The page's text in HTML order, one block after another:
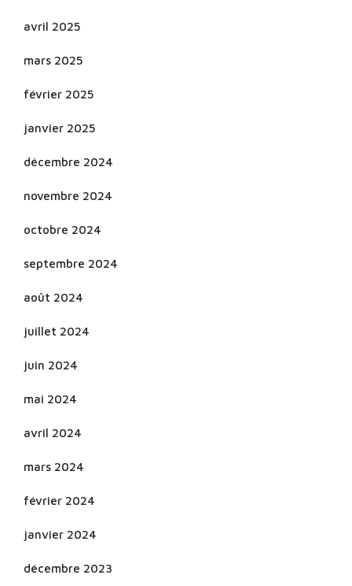
avril 2025
mars 2025
février 2025
janvier 2025
décembre 2024
novembre 2024
octobre 2024
septembre 2024
août 2024
juillet 2024
juin 2024
mai 2024
avril 2024
mars 2024
février 2024
janvier 2024
décembre 2023